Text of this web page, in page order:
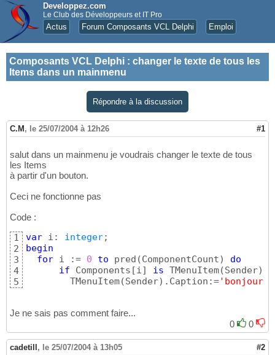
Developpez.com
Le Club des Développeurs et IT Pro
Actus Forum Composants VCL Delphi Emploi
Composants VCL Delphi : changer le texte de tous les
Items dans un mainmenu
Répondre à la discussion
C.M , le 25/07/2004 à 12h26 #1
salut dans un mainmenu je voudrais changer le texte de tous
les Items
à partir d'un bouton.
Ceci ne fonctionne pas
Code :
1
2
3
4
5
var i: integer
begin
for i := 0 to pred (ComponentCount)
do
if Components [i] is TMenuItem(Sender)
        TMenuItem
(Sender) .Caption:='bonjour'
Je ne sais pas comment faire...
0
0
cadetill , le 25/07/2004 à 13h05 #2